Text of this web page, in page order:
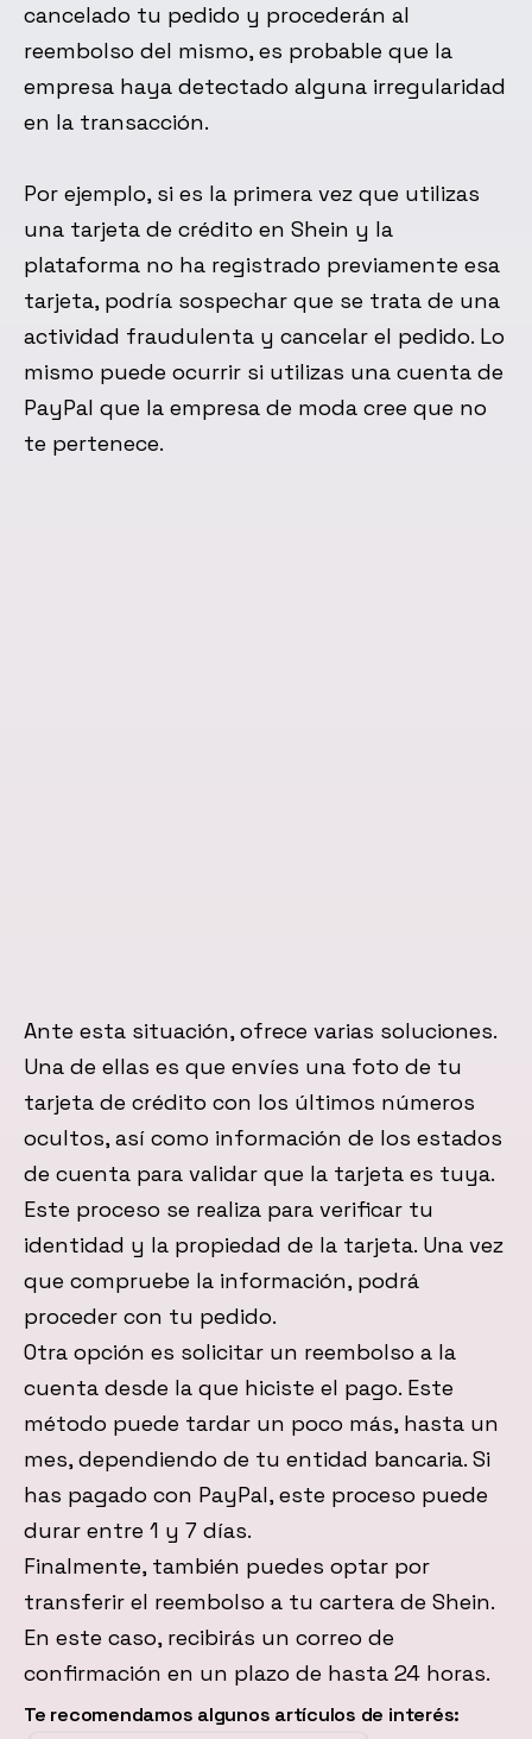
cancelado tu pedido y procederán al
reembolso del mismo, es probable que la
empresa haya detectado alguna irregularidad
en la transacción.
Por ejemplo, si es la primera vez que utilizas
una tarjeta de crédito en Shein y la
plataforma no ha registrado previamente esa
tarjeta, podría sospechar que se trata de una
actividad fraudulenta y cancelar el pedido. Lo
mismo puede ocurrir si utilizas una cuenta de
PayPal que la empresa de moda cree que no
te pertenece.
Ante esta situación, ofrece varias soluciones.
Una de ellas es que envíes una foto de tu
tarjeta de crédito con los últimos números
ocultos, así como información de los estados
de cuenta para validar que la tarjeta es tuya.
Este proceso se realiza para verificar tu
identidad y la propiedad de la tarjeta. Una vez
que compruebe la información, podrá
proceder con tu pedido.
Otra opción es solicitar un reembolso a la
cuenta desde la que hiciste el pago. Este
método puede tardar un poco más, hasta un
mes, dependiendo de tu entidad bancaria. Si
has pagado con PayPal, este proceso puede
durar entre 1 y 7 días.
Finalmente, también puedes optar por
transferir el reembolso a tu cartera de Shein.
En este caso, recibirás un correo de
confirmación en un plazo de hasta 24 horas.
Te recomendamos algunos artículos de interés: